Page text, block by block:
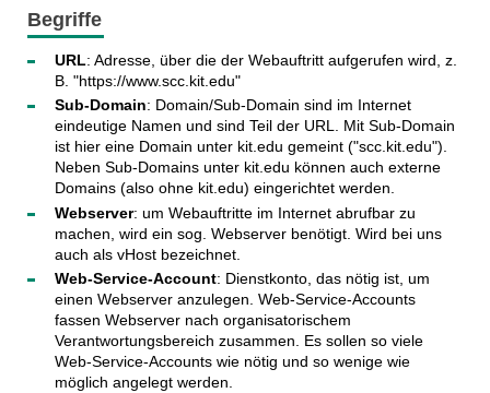
Begriffe
URL: Adresse, über die der Webauftritt aufgerufen wird, z.
B. "https://www.scc.kit.edu"
Sub-Domain: Domain/Sub-Domain sind im Internet
eindeutige Namen und sind Teil der URL. Mit Sub-Domain
ist hier eine Domain unter kit.edu gemeint ("scc.kit.edu").
Neben Sub-Domains unter kit.edu können auch externe
Domains (also ohne kit.edu) eingerichtet werden.
Webserver: um Webauftritte im Internet abrufbar zu
machen, wird ein sog. Webserver benötigt. Wird bei uns
auch als vHost bezeichnet.
Web-Service-Account: Dienstkonto, das nötig ist, um
einen Webserver anzulegen. Web-Service-Accounts
fassen Webserver nach organisatorischem
Verantwortungsbereich zusammen. Es sollen so viele
Web-Service-Accounts wie nötig und so wenige wie
möglich angelegt werden.